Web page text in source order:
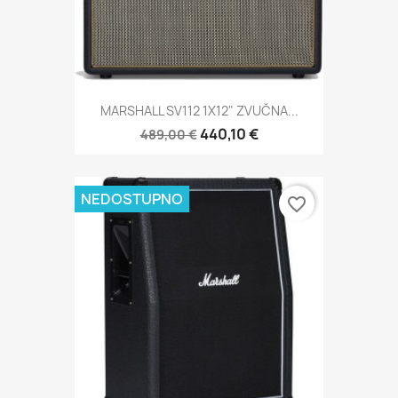
MARSHALL SV112 1X12" ZVUČNA...
489,00 €440,10 €
NEDOSTUPNO favorite_border